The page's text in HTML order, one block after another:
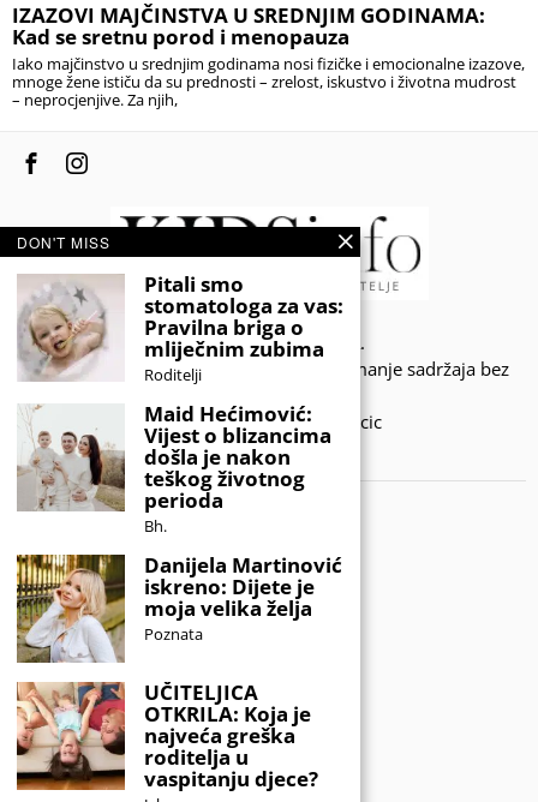
IZAZOVI MAJČINSTVA U SREDNJIM GODINAMA:
Kad se sretnu porod i menopauza
Iako majčinstvo u srednjim godinama nosi fizičke i emocionalne izazove,
mnoge žene ističu da su prednosti – zrelost, iskustvo i životna mudrost
– neprocjenjive. Za njih,
© 2020 - KIDSINFO.BA.
Sva prava zadržana. Zabranjeno preuzimanje sadržaja bez
Developed by Amar SIjercic
IZAŠAO JE NOVI MAGAZIN!
DON'T MISS
Pitali smo
stomatologa za vas:
Pravilna briga o
mliječnim zubima
Roditelji
Maid Hećimović:
Vijest o blizancima
došla je nakon
teškog životnog
perioda
Bh.
Danijela Martinović
iskreno: Dijete je
moja velika želja
Poznata
UČITELJICA
OTKRILA: Koja je
najveća greška
roditelja u
vaspitanju djece?